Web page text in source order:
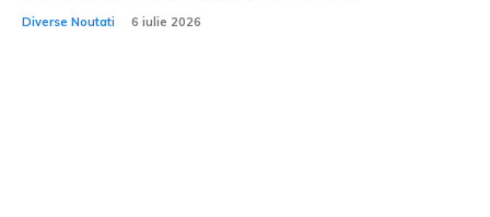
Diverse Noutati 6 iulie 2026